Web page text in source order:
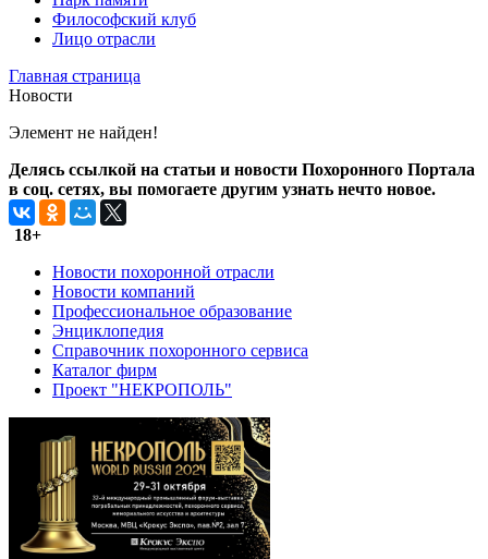
Философский клуб
Лицо отрасли
Главная страница
Новости
Элемент не найден!
Делясь ссылкой на статьи и новости Похоронного Портала
в соц. сетях, вы помогаете другим узнать нечто новое.
18+
Новости похоронной отрасли
Новости компаний
Профессиональное образование
Энциклопедия
Справочник похоронного сервиса
Каталог фирм
Проект "НЕКРОПОЛЬ"